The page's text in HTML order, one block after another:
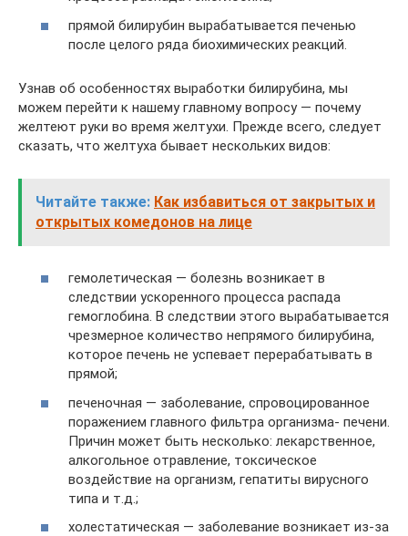
прямой билирубин вырабатывается печенью
после целого ряда биохимических реакций.
Узнав об особенностях выработки билирубина, мы
можем перейти к нашему главному вопросу — почему
желтеют руки во время желтухи. Прежде всего, следует
сказать, что желтуха бывает нескольких видов:
Читайте также: Как избавиться от закрытых и
открытых комедонов на лице
гемолетическая — болезнь возникает в
следствии ускоренного процесса распада
гемоглобина. В следствии этого вырабатывается
чрезмерное количество непрямого билирубина,
которое печень не успевает перерабатывать в
прямой;
печеночная — заболевание, спровоцированное
поражением главного фильтра организма- печени.
Причин может быть несколько: лекарственное,
алкогольное отравление, токсическое
воздействие на организм, гепатиты вирусного
типа и т.д.;
холестатическая — заболевание возникает из-за